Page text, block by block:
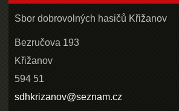
Sbor dobrovolných hasičů Křižanov
Bezručova 193
Křižanov
594 51
sdhkrizanov@seznam.cz